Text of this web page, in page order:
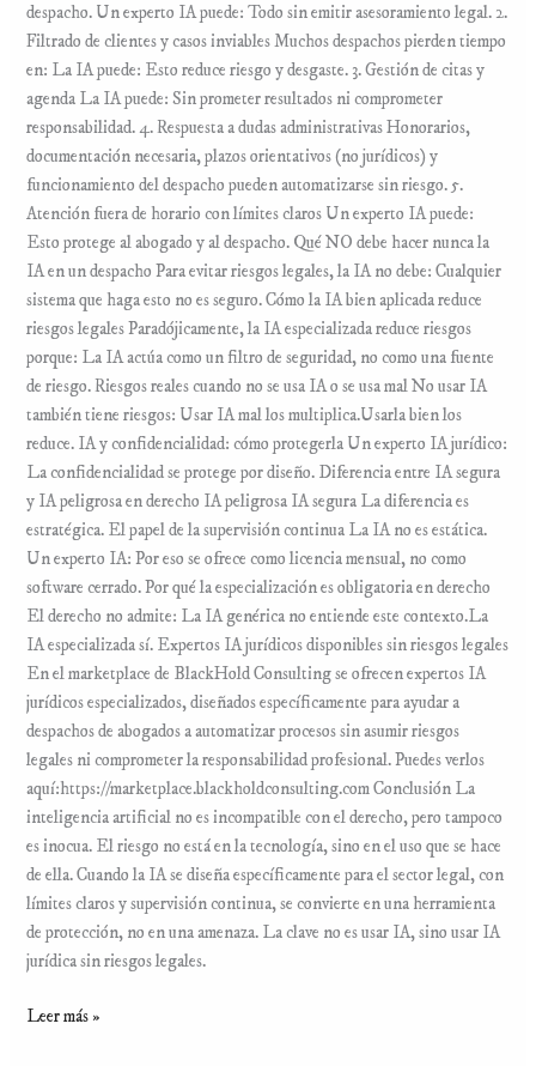
despacho. Un experto IA puede: Todo sin emitir asesoramiento legal. 2.
Filtrado de clientes y casos inviables Muchos despachos pierden tiempo
en: La IA puede: Esto reduce riesgo y desgaste. 3. Gestión de citas y
agenda La IA puede: Sin prometer resultados ni comprometer
responsabilidad. 4. Respuesta a dudas administrativas Honorarios,
documentación necesaria, plazos orientativos (no jurídicos) y
funcionamiento del despacho pueden automatizarse sin riesgo. 5.
Atención fuera de horario con límites claros Un experto IA puede:
Esto protege al abogado y al despacho. Qué NO debe hacer nunca la
IA en un despacho Para evitar riesgos legales, la IA no debe: Cualquier
sistema que haga esto no es seguro. Cómo la IA bien aplicada reduce
riesgos legales Paradójicamente, la IA especializada reduce riesgos
porque: La IA actúa como un filtro de seguridad, no como una fuente
de riesgo. Riesgos reales cuando no se usa IA o se usa mal No usar IA
también tiene riesgos: Usar IA mal los multiplica.Usarla bien los
reduce. IA y confidencialidad: cómo protegerla Un experto IA jurídico:
La confidencialidad se protege por diseño. Diferencia entre IA segura
y IA peligrosa en derecho IA peligrosa IA segura La diferencia es
estratégica. El papel de la supervisión continua La IA no es estática.
Un experto IA: Por eso se ofrece como licencia mensual, no como
software cerrado. Por qué la especialización es obligatoria en derecho
El derecho no admite: La IA genérica no entiende este contexto.La
IA especializada sí. Expertos IA jurídicos disponibles sin riesgos legales
En el marketplace de BlackHold Consulting se ofrecen expertos IA
jurídicos especializados, diseñados específicamente para ayudar a
despachos de abogados a automatizar procesos sin asumir riesgos
legales ni comprometer la responsabilidad profesional. Puedes verlos
aquí:https://marketplace.blackholdconsulting.com Conclusión La
inteligencia artificial no es incompatible con el derecho, pero tampoco
es inocua. El riesgo no está en la tecnología, sino en el uso que se hace
de ella. Cuando la IA se diseña específicamente para el sector legal, con
límites claros y supervisión continua, se convierte en una herramienta
de protección, no en una amenaza. La clave no es usar IA, sino usar IA
jurídica sin riesgos legales.
Leer más »